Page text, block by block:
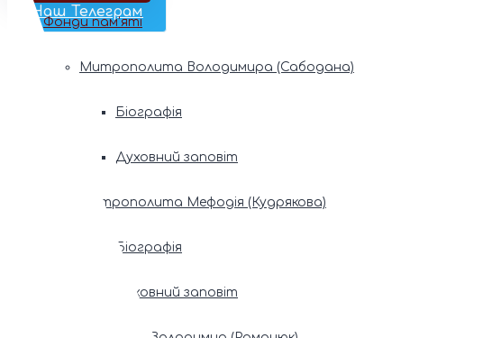
Наш Телеграм
Фонди пам’яті
Митрополита Володимира (Сабодана)
Біографія
Духовний заповіт
Митрополита Мефодія (Кудрякова)
Біографія
Духовний заповіт